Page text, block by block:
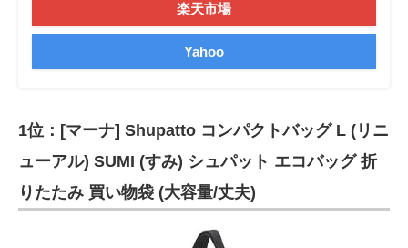
楽天市場
Yahoo
1位：[マーナ] Shupatto コンパクトバッグ L (リニ
ューアル) SUMI (すみ) シュパット エコバッグ 折
りたたみ 買い物袋 (大容量/丈夫)